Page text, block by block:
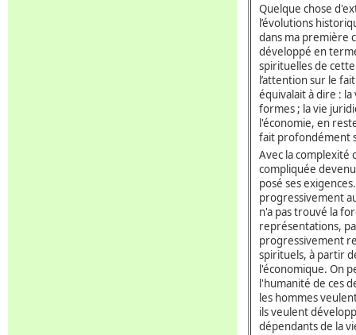
Quelque chose
l’évolutions
dans ma première
développé en
spirituelles de
l’attention sur le
équivalait à dire :
formes ; la vie
l'économie, en
fait profondément
Avec la complexité
compliquée
posé ses
progressivement
n'a pas trouvé la
représentations,
progressivement
spirituels, à partir
l'économique. On
l'humanité de ces
les hommes
ils veulent
dépendants de la